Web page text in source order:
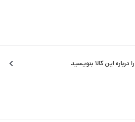
درباره این کالا بنویسید